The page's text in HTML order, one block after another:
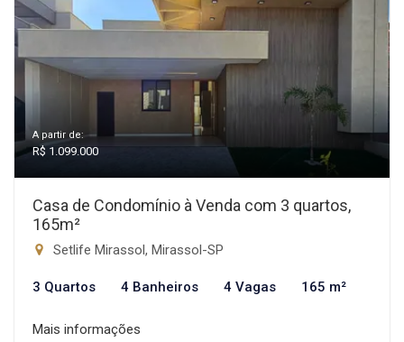
A partir de:
R$ 1.099.000
Casa de Condomínio à Venda com 3 quartos,
165m²
Setlife Mirassol, Mirassol-SP
3 Quartos 4 Banheiros 4 Vagas 165 m²
Mais informações